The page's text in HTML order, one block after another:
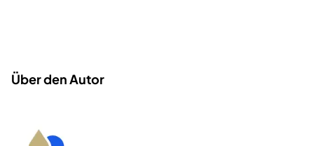
Über den Autor